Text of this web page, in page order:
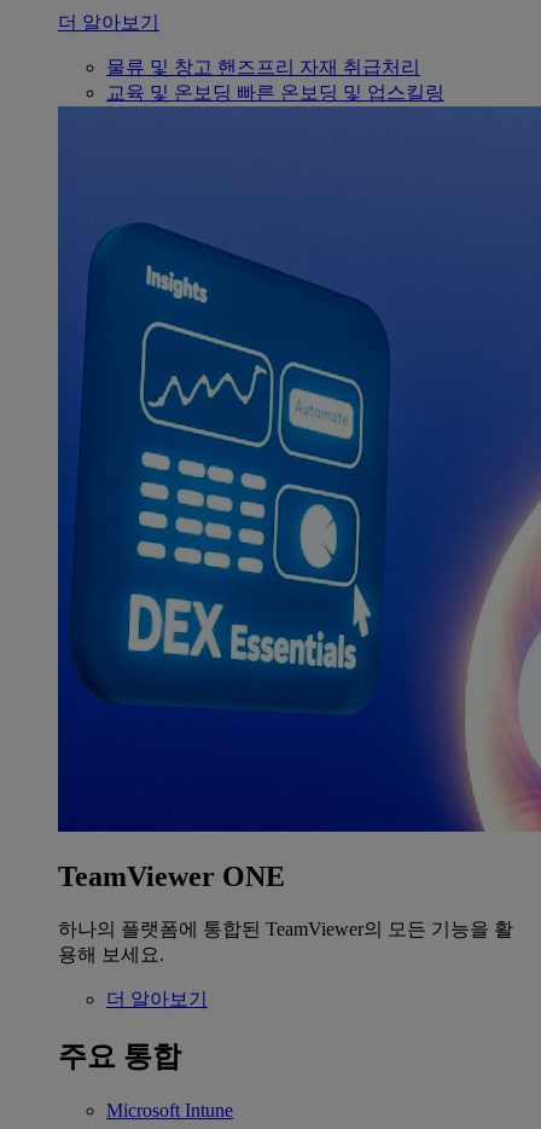
더 알아보기
물류 및 창고 핸즈프리 자재 취급처리
교육 및 온보딩 빠른 온보딩 및 업스킬링
TeamViewer ONE
하나의 플랫폼에 통합된 TeamViewer의 모든 기능을 활
용해 보세요.
더 알아보기
주요 통합
Microsoft Intune